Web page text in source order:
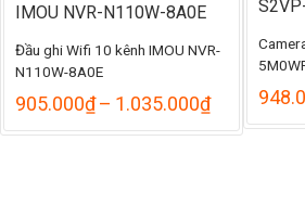
Đầu ghi Wifi 10 kênh IMOU NVR-
N110W-8A0E
905.000₫– 1.035.000₫Khoảng
từ